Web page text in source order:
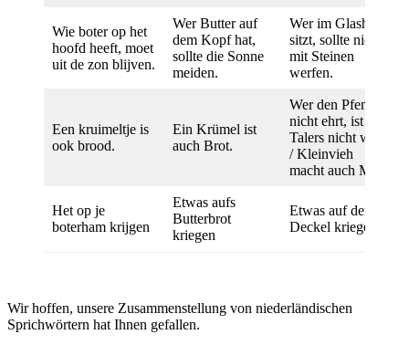
Wie boter op het
hoofd heeft, moet
uit de zon blijven.
Wer Butter auf
dem Kopf hat,
sollte die Sonne
meiden.
Wer im Glashaus
sitzt, sollte nicht
mit Steinen
werfen.
Een kruimeltje is
ook brood.
Ein Krümel ist
auch Brot.
Wer den Pfennig
nicht ehrt, ist des
Talers nicht wert.
/ Kleinvieh
macht auch Mist.
Het op je
boterham krijgen
Etwas aufs
Butterbrot
kriegen
Etwas auf den
Deckel kriegen
Wir hoffen, unsere Zusammenstellung von niederländischen
Sprichwörtern hat Ihnen gefallen.